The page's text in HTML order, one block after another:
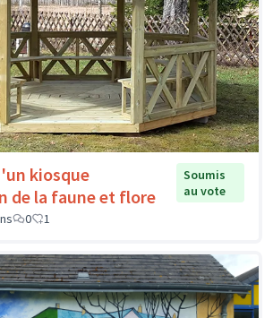
kiosque
de la faune et flore
Soumis
au vote
0 1